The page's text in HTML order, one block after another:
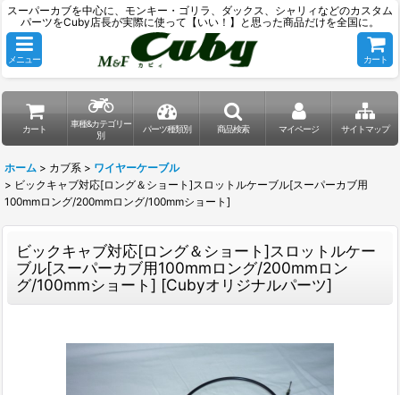
スーパーカブを中心に、モンキー・ゴリラ、ダックス、シャリィなどのカスタム
パーツをCuby店長が実際に使って【いい！】と思った商品だけを全国に。
メニュー カート
カート
車種&カテゴリー
別
パーツ種類別 商品検索 マイページ サイトマップ
ホーム > カブ系 > ワイヤーケーブル
> ビックキャブ対応[ロング＆ショート]スロットルケーブル[スーパーカブ用
100mmロング/200mmロング/100mmショート]
ビックキャブ対応[ロング＆ショート]スロットルケー
ブル[スーパーカブ用100mmロング/200mmロン
グ/100mmショート] [Cubyオリジナルパーツ]